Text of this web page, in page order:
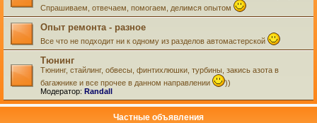
Спрашиваем, отвечаем, помогаем, делимся опытом
Опыт ремонта - разное
Все что не подходит ни к одному из разделов автомастерской
Тюнинг
Тюнинг, стайлинг, обвесы, финтихлюшки, турбины, закись азота в
багажнике и все прочее в данном направлении
))
Модератор: Randall
Частные объявления